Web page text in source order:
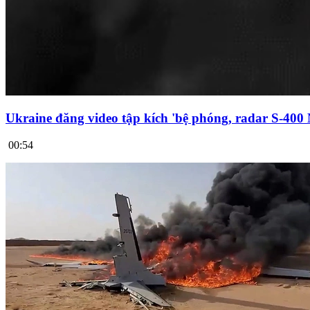
Ukraine đăng video tập kích 'bệ phóng, radar S-400
00:54